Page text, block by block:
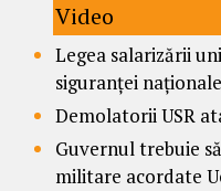
Video
Legea salarizării
siguranței naționale
Demolatorii USR
Guvernul trebuie
militare acordate